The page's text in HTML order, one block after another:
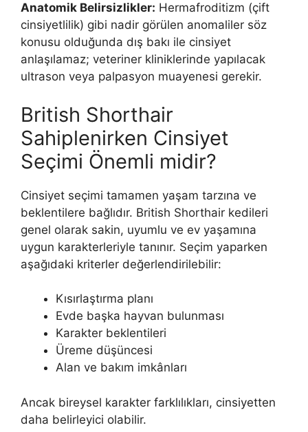
Anatomik Belirsizlikler: Hermafroditizm (çift
cinsiyetlilik) gibi nadir görülen anomaliler söz
konusu olduğunda dış bakı ile cinsiyet
anlaşılamaz; veteriner kliniklerinde yapılacak
ultrason veya palpasyon muayenesi gerekir.
British Shorthair
Sahiplenirken Cinsiyet
Seçimi Önemli midir?
Cinsiyet seçimi tamamen yaşam tarzına ve
beklentilere bağlıdır. British Shorthair kedileri
genel olarak sakin, uyumlu ve ev yaşamına
uygun karakterleriyle tanınır. Seçim yaparken
aşağıdaki kriterler değerlendirilebilir:
Kısırlaştırma planı
Evde başka hayvan bulunması
Karakter beklentileri
Üreme düşüncesi
Alan ve bakım imkânları
Ancak bireysel karakter farklılıkları, cinsiyetten
daha belirleyici olabilir.